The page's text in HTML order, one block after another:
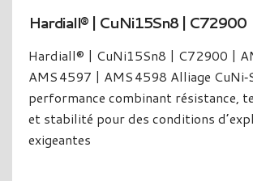
4596 |
haute
à l’usure
Hardibron® |
Hardibron® |
900/4805
haute
à la corrosion